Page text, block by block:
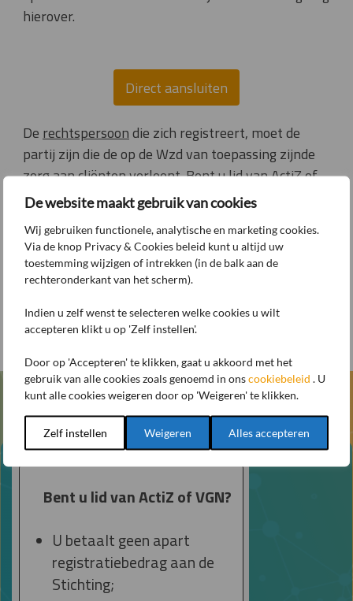
De website maakt gebruik van cookies
Wij gebruiken functionele, analytische en marketing cookies.
Via de knop Privacy & Cookies beleid kunt u altijd uw
toestemming wijzigen of intrekken (in de balk aan de
rechteronderkant van het scherm).
Indien u zelf wenst te selecteren welke cookies u wilt
accepteren klikt u op 'Zelf instellen'.
Door op 'Accepteren' te klikken, gaat u akkoord met het
gebruik van alle cookies zoals genoemd in onscookiebeleid . U
kunt alle cookies weigeren door op 'Weigeren' te klikken.
Zelf instellen Weigeren Alles accepteren
hierover.
Direct aansluiten
De rechtspersoondie zich registreert, moet de
partij zijn die de op de Wzd van toepassing zijnde
zorg aan cliënten verleent. Bent u lid van ActiZ of
VGN? Registreer uw onderneming op dezelfde
Let op: U moet zich registreren voordat de KCOZ
uw klachten kan behandelen.
u zichaanvullendregistreren voor de KCOZ.
Bent u lid van ActiZ of VGN?
U betaalt geen apart
registratiebedrag aan de
Stichting;